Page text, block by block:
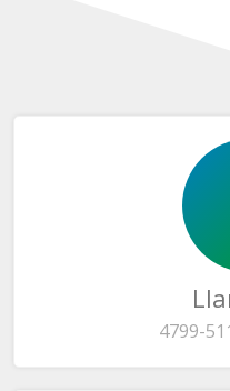
4799-